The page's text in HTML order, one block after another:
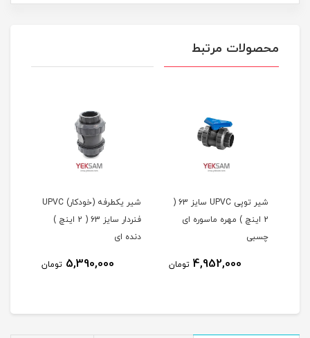
محصولات مرتبط
شیر توپی UPVC سایز 63 (
2 اینچ ) مهره ماسوره ای
چسبی
4,952,000 تومان
شیر یکطرفه (خودکار) UPVC
فنردار سایز 63 ( 2 اینچ )
دنده ای
5,390,000 تومان